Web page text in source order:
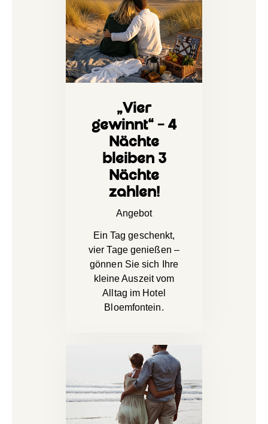
„Vier
gewinnt“ – 4
Nächte
bleiben 3
Nächte
zahlen!
Angebot
Ein Tag geschenkt,
vier Tage genießen –
gönnen Sie sich Ihre
kleine Auszeit vom
Alltag im Hotel
Bloemfontein.